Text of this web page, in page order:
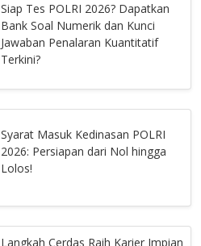
Siap Tes POLRI 2026? Dapatkan
Bank Soal Numerik dan Kunci
Jawaban Penalaran Kuantitatif
Terkini?
Syarat Masuk Kedinasan POLRI
2026: Persiapan dari Nol hingga
Lolos!
Langkah Cerdas Raih Karier Impian